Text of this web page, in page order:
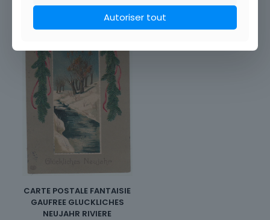
CARTE POSTALE FANTAISIE
GAUFREE GLUCKLICHES
NEUJAHR RIVIERE
Autoriser tout